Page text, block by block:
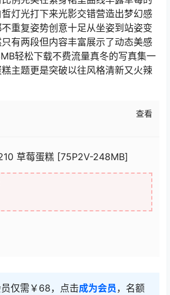
灯光打下来光影交错营造出梦幻感
重复姿势创意十足从坐姿到站姿变
有两段但内容丰富展示了动态美感
轻松下载不费流量真冬的写真集一
主题更是突破以往风格清新又火辣
查看
草莓蛋糕 [75P2V-248MB]
仅需￥68，点击成为会员，名额